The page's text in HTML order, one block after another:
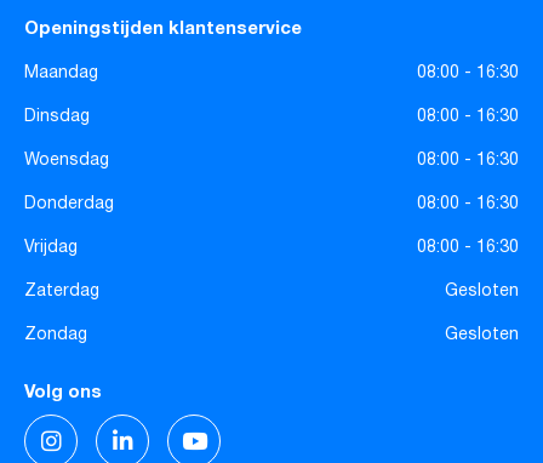
Openingstijden klantenservice
Maandag
08:00 - 16:30
Dinsdag
08:00 - 16:30
Woensdag
08:00 - 16:30
Donderdag
08:00 - 16:30
Vrijdag
08:00 - 16:30
Zaterdag
Gesloten
Zondag
Gesloten
Volg ons